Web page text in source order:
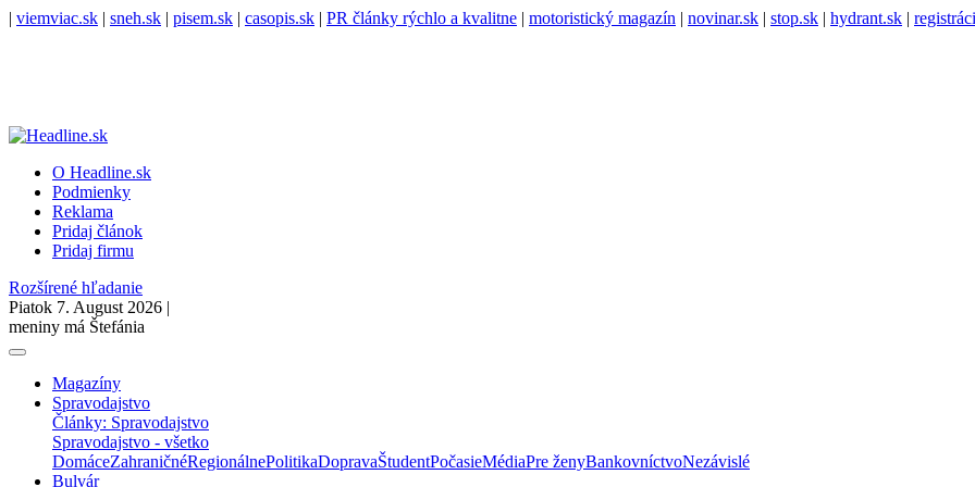
| viemviac.sk | sneh.sk | pisem.sk | casopis.sk | PR články rýchlo a kvalitne | motoristický magazín | novinar.sk | stop.sk | hydrant.sk |
O Headline.sk
Podmienky
Reklama
Pridaj článok
Pridaj firmu
Rozšírené hľadanie
Piatok 7. August 2026 |
meniny má Štefánia
Magazíny
Spravodajstvo
Články: Spravodajstvo
Spravodajstvo - všetko
DomáceZahraničnéRegionálnePolitikaDopravaŠtudentPočasieMédiaPre ženyBankovníctvoNezávislé
Bulvár